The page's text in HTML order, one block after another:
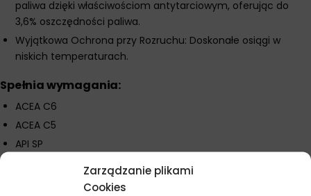
Zarządzanie plikami
Cookies
paliwa dzięki właściwościom antytarciowym, oferując do
3,6% oszczędności paliwa.
Wyjątkowa Ochrona przy Rozruchu: Doskonałe osiągi w
niskich temperaturach.
Spełnia wymagania:
ACEA C6
ACEA C5
API SP
Opel OV0401547 A20